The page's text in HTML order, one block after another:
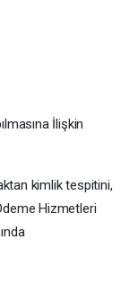
İlişkin
kimlik tespitini,
Hizmetleri